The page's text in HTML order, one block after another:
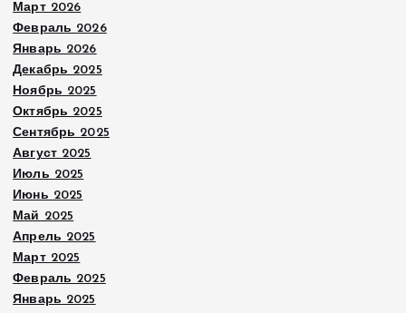
Март 2026
Февраль 2026
Январь 2026
Декабрь 2025
Ноябрь 2025
Октябрь 2025
Сентябрь 2025
Август 2025
Июль 2025
Июнь 2025
Май 2025
Апрель 2025
Март 2025
Февраль 2025
Январь 2025